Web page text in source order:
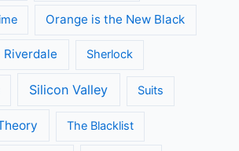
Orange is the New Black
Riverdale Sherlock
Silicon Valley Suits
The Blacklist